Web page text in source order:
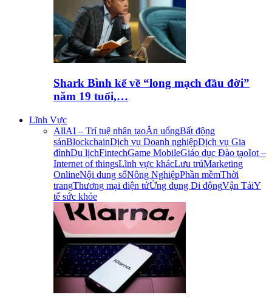
Shark Bình kể về “long mạch đầu đời”
năm 19 tuổi,…
Lĩnh Vực
AllAI – Trí tuệ nhân tạoĂn uốngBất động
sảnBlockchainDịch vụ Doanh nghiệpDịch vụ Gia
đìnhDu lịchFintechGame MobileGiáo dục Đào tạoIot –
Internet of thingsLĩnh vực khácLưu trúMarketing
OnlineNội dung sốNông NghiệpPhần mềmThời
trangThương mại điện tửỨng dụng Di độngVận TảiY
tế sức khỏe